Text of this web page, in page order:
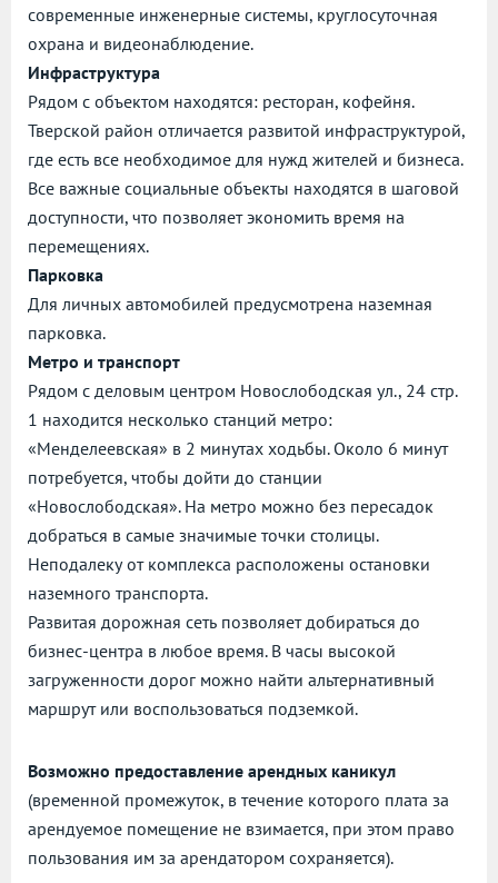
современные инженерные системы, круглосуточная
охрана и видеонаблюдение.
Инфраструктура
Рядом с объектом находятся: ресторан, кофейня.
Тверской район отличается развитой инфраструктурой,
где есть все необходимое для нужд жителей и бизнеса.
Все важные социальные объекты находятся в шаговой
доступности, что позволяет экономить время на
перемещениях.
Парковка
Для личных автомобилей предусмотрена наземная
парковка.
Метро и транспорт
Рядом с деловым центром Новослободская ул., 24 стр.
1 находится несколько станций метро:
«Менделеевская» в 2 минутах ходьбы. Около 6 минут
потребуется, чтобы дойти до станции
«Новослободская». На метро можно без пересадок
добраться в самые значимые точки столицы.
Неподалеку от комплекса расположены остановки
наземного транспорта.
Развитая дорожная сеть позволяет добираться до
бизнес-центра в любое время. В часы высокой
загруженности дорог можно найти альтернативный
маршрут или воспользоваться подземкой.
Возможно предоставление арендных каникул
(временной промежуток, в течение которого плата за
арендуемое помещение не взимается, при этом право
пользования им за арендатором сохраняется).